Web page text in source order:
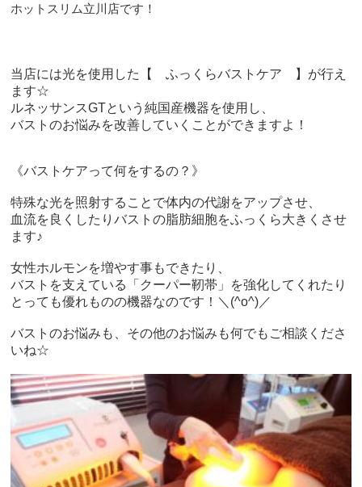
ホットスリム立川店です！
当店には光を使用した【 ふっくらバストケア 】が行え
ます☆
ルネッサンスGTという純国産機器を使用し、
バストのお悩みを改善していくことができますよ！
《バストケアって何をするの？》
特殊な光を照射することで体内の代謝をアップさせ、
血流を良くしたりバストの脂肪細胞をふっくら大きくさせ
ます♪
女性ホルモンを増やす事もできたり、
バストを支えている「クーパー靭帯」を強化してくれたり
とっても優れものの機器なのです！＼(^o^)／
バストのお悩みも、その他のお悩みも何でもご相談くださ
いね☆